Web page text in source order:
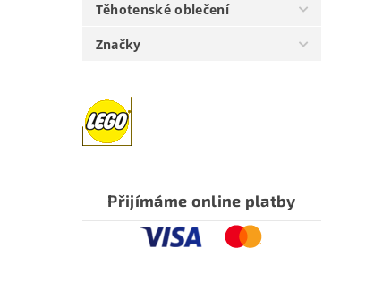
Těhotenské oblečení
Značky
Přijímáme online platby